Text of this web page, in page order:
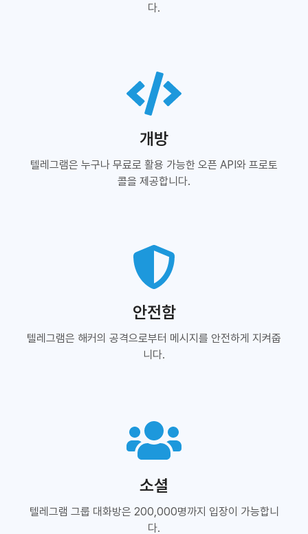
다.
개방
텔레그램은 누구나 무료로 활용 가능한 오픈 API와 프로토
콜을 제공합니다.
안전함
텔레그램은 해커의 공격으로부터 메시지를 안전하게 지켜줍
니다.
소셜
텔레그램 그룹 대화방은 200,000명까지 입장이 가능합니
다.